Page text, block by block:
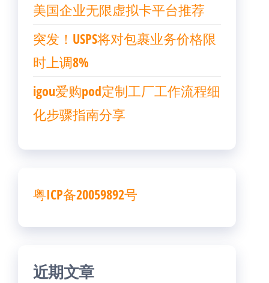
美国企业无限虚拟卡平台推荐
突发！USPS将对包裹业务价格限
时上调8%
igou爱购pod定制工厂工作流程细
化步骤指南分享
粤ICP备20059892号
近期文章